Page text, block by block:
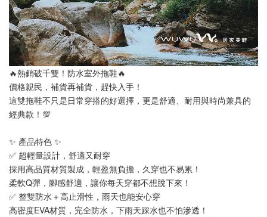
🔥熱銷破千雙！防水室外拖鞋🔥
價格親民，補貨再補貨，趕快入手！
這雙拖鞋不只是日常穿搭的好選擇，更是舒適、耐用與時尚兼具的
經典款！💯
✨ 產品特色 ✨
✅ 超輕量設計，舒適又耐穿
採用高品質材質製成，輕盈無負擔，久穿也不易累！
柔軟Q彈，腳感舒適，讓你每天穿都不想脫下來！
✅ 整雙防水＋高止滑性，雨天也能安心穿
高密度EVA材質，完全防水，下雨天踩水也不怕滲透！